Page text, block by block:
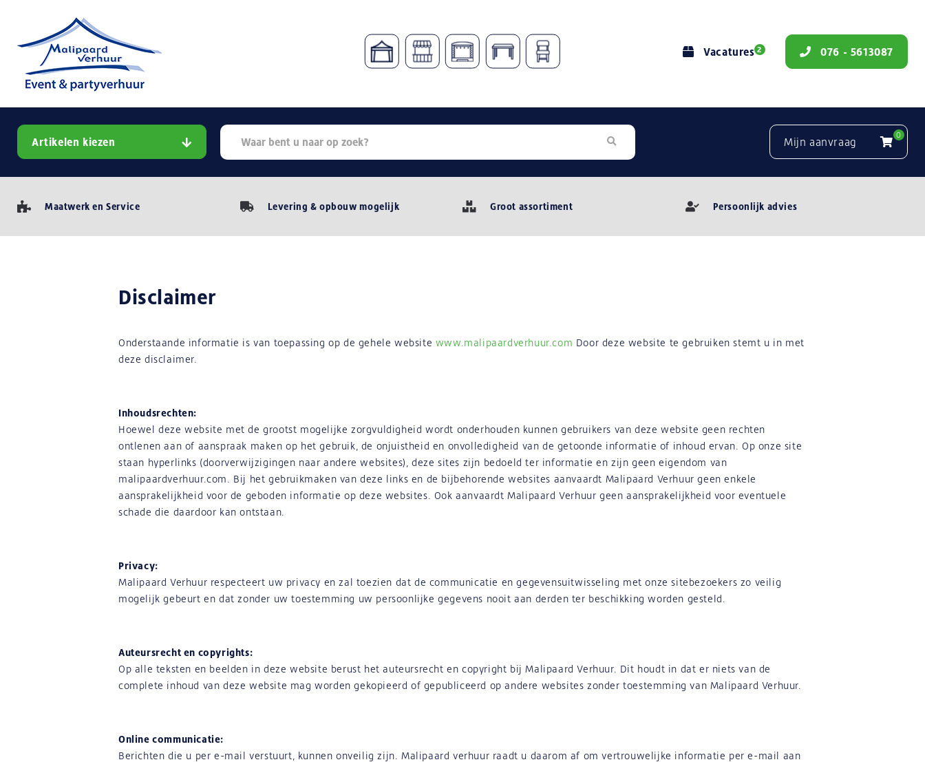
Vacatures 2 076 - 5613087
Artikelen kiezen Mijn aanvraag
0
Maatwerk en Service Levering & opbouw mogelijk Groot assortiment Persoonlijk advies
Disclaimer
Onderstaande informatie is van toepassing op de gehele website www.malipaardverhuur.com Door deze website te gebruiken stemt u in met
deze disclaimer.
Inhoudsrechten:
Hoewel deze website met de grootst mogelijke zorgvuldigheid wordt onderhouden kunnen gebruikers van deze website geen rechten
ontlenen aan of aanspraak maken op het gebruik, de onjuistheid en onvolledigheid van de getoonde informatie of inhoud ervan. Op onze site
staan hyperlinks (doorverwijzigingen naar andere websites), deze sites zijn bedoeld ter informatie en zijn geen eigendom van
malipaardverhuur.com. Bij het gebruikmaken van deze links en de bijbehorende websites aanvaardt Malipaard Verhuur geen enkele
aansprakelijkheid voor de geboden informatie op deze websites. Ook aanvaardt Malipaard Verhuur geen aansprakelijkheid voor eventuele
schade die daardoor kan ontstaan.
Privacy:
Malipaard Verhuur respecteert uw privacy en zal toezien dat de communicatie en gegevensuitwisseling met onze sitebezoekers zo veilig
mogelijk gebeurt en dat zonder uw toestemming uw persoonlijke gegevens nooit aan derden ter beschikking worden gesteld.
Auteursrecht en copyrights:
Op alle teksten en beelden in deze website berust het auteursrecht en copyright bij Malipaard Verhuur. Dit houdt in dat er niets van de
complete inhoud van deze website mag worden gekopieerd of gepubliceerd op andere websites zonder toestemming van Malipaard Verhuur.
Online communicatie:
Berichten die u per e-mail verstuurt, kunnen onveilig zijn. Malipaard verhuur raadt u daarom af om vertrouwelijke informatie per e-mail aan